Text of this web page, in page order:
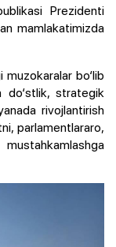
Prezidenti
mamlakatimizda
bo‘lib
do‘stlik, strategik
rivojlantirish
parlamentlararo,